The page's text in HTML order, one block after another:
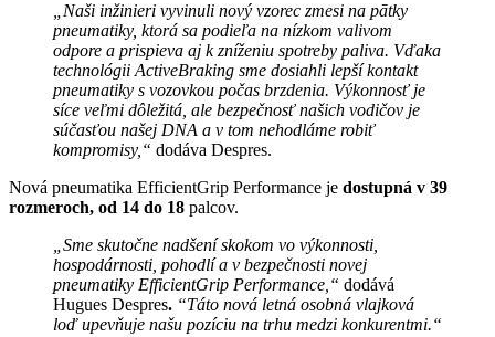
„Naši inžinieri vyvinuli nový vzorec zmesi na pātky
pneumatiky, ktorá sa podieľa na nízkom valivom
odpore a prispieva aj k zníženiu spotreby paliva. Vďaka
technológii ActiveBraking sme dosiahli lepší kontakt
pneumatiky s vozovkou počas brzdenia. Výkonnosť je
síce veľmi dôležitá, ale bezpečnosť našich vodičov je
súčasťou našej DNA a v tom nehodláme robiť
kompromisy,“ dodáva Despres.
Nová pneumatika EfficientGrip Performance je dostupná v 39
rozmeroch, od 14 do 18 palcov.
„Sme skutočne nadšení skokom vo výkonnosti,
hospodárnosti, pohodlí a v bezpečnosti novej
pneumatiky EfficientGrip Performance,“ dodává
Hugues Despres. “Táto nová letná osobná vlajková
loď upevňuje našu pozíciu na trhu medzi konkurentmi.“